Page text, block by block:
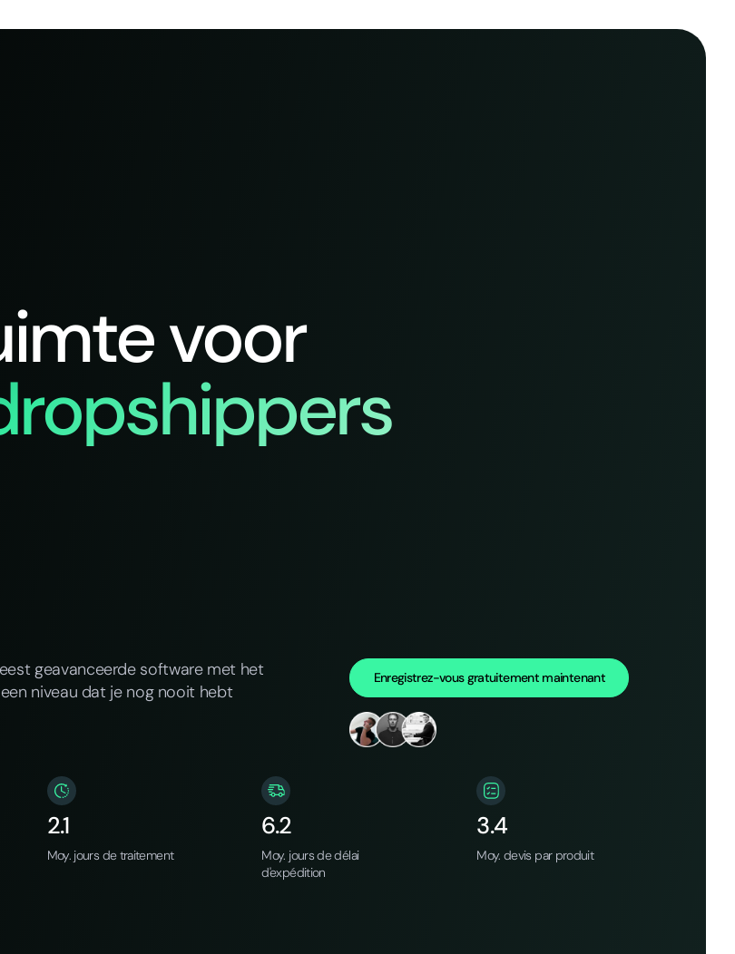
voor
geavanceerde software met het
niveau dat je nog nooit hebt
Enregistrez-vous gratuitement maintenant
2.1
Moy. jours de traitement
6.2
Moy. jours de délai
d'expédition
3.4
Moy. devis par produit